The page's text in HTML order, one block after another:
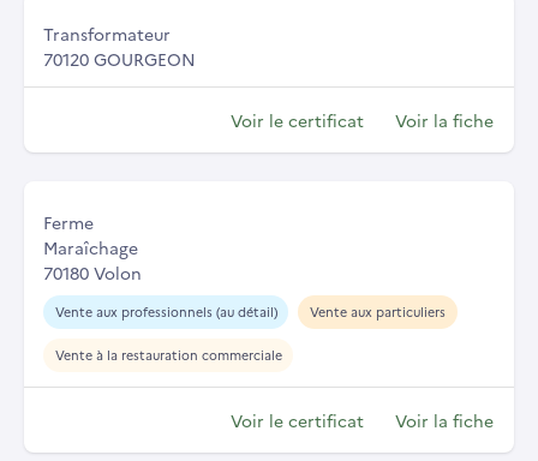
Transformateur
70120 GOURGEON
Voir le certificat Voir la fiche
Ferme
Maraîchage
70180 Volon
Vente aux professionnels (au détail) Vente aux particuliers
Vente à la restauration commerciale
Voir le certificat Voir la fiche